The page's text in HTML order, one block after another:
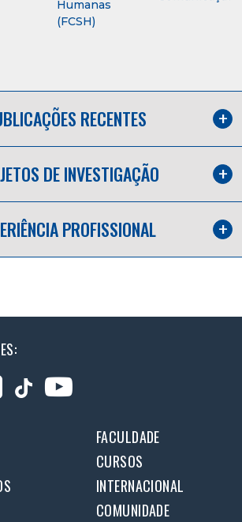
Humanas
(FCSH)
RECENTES
DE INVESTIGAÇÃO
PROFISSIONAL
FACULDADE
CURSOS
INTERNACIONAL
COMUNIDADE